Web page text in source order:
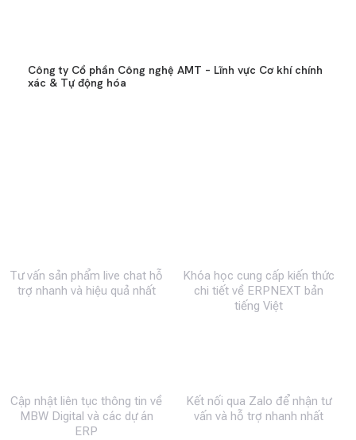
Công ty Cổ phần Công nghệ AMT – Lĩnh vực Cơ khí chính
xác & Tự động hóa
Tư vấn sản phẩm live chat hỗ
trợ nhanh và hiệu quả nhất
Khóa học cung cấp kiến thức
chi tiết về ERPNEXT bản
tiếng Việt
Cập nhật liên tục thông tin về
MBW Digital và các dự án
ERP
Kết nối qua Zalo để nhận tư
vấn và hỗ trợ nhanh nhất